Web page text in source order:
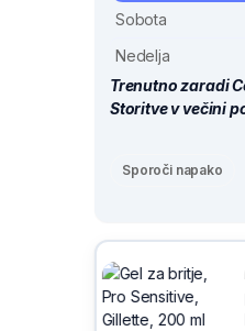
Sobota
Nedelja
Trenutno zaradi
Storitve v večini
Sporoči napako
Sivix